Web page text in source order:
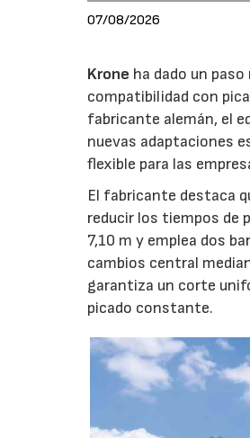
07/08/2026
Krone ha dado un
compatibilidad con
fabricante alemán, el
nuevas adaptaciones
flexible para las
El fabricante destaca
reducir los tiempos de
7,10 m y emplea dos
cambios central
garantiza un corte
picado constante.